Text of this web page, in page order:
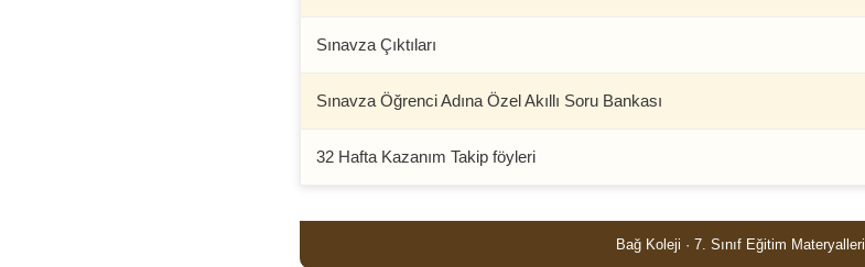
Sınavza Çıktıları
Sınavza Öğrenci Adına Özel Akıllı Soru Bankası
32 Hafta Kazanım Takip föyleri
Bağ Koleji · 7. Sınıf Eğitim Materyalleri